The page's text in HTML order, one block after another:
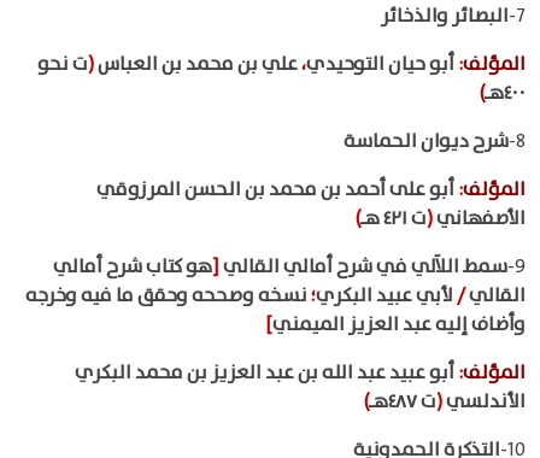
7- البصائر والذخائر
المؤلف:أبو حيان التوحيدي،علي بن محمد بن العباس(ت نحو
٤٠٠هـ
)
8- شرح ديوان الحماسة
المؤلف:أبو على أحمد بن محمد بن الحسن المرزوقي
الأصفهاني(ت ٤٢١ هـ
)
9- سمط اللآلي في شرح أمالي القالي[هو كتاب شرح أمالي
القالي/لأبي عبيد البكري؛نسخه وصححه وحقق ما فيه وخرجه
وأضاف إليه عبد العزيز الميمني]
المؤلف:أبو عبيد عبد الله بن عبد العزيز بن محمد البكري
الأندلسي(ت ٤٨٧هـ
)
10- التذكرة الحمدونية